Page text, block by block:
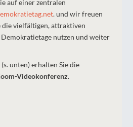
auf einer zentralen
. und wir freuen
die vielfältigen, attraktiven
nutzen und weiter
unten) erhalten Sie die
Videokonferenz.